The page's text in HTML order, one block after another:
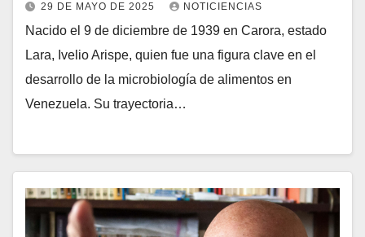
29 DE MAYO DE 2025 NOTICIENCIAS
Nacido el 9 de diciembre de 1939 en Carora, estado
Lara, Ivelio Arispe, quien fue una figura clave en el
desarrollo de la microbiología de alimentos en
Venezuela. Su trayectoria…